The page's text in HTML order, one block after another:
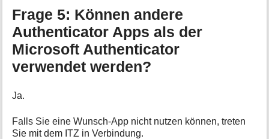
Frage 5: Können andere
Authenticator Apps als der
Microsoft Authenticator
verwendet werden?
Ja.
Falls Sie eine Wunsch-App nicht nutzen können, treten
Sie mit dem ITZ in Verbindung.